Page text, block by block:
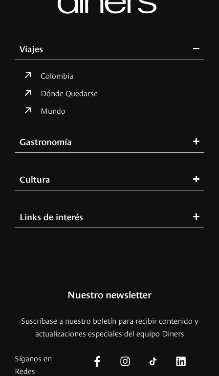
Viajes
Colombia
Dónde Quedarse
Mundo
Gastronomía
Cultura
Links de interés
Nuestro newsletter
Suscríbase a nuestro boletín para recibir contenido y
actualizaciones especiales del equipo Diners
Síganos en
Redes